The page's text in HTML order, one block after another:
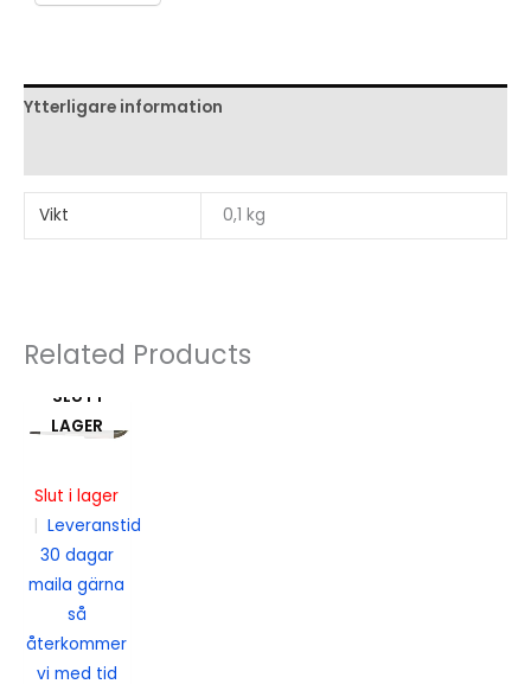
Ytterligare information
Vikt 0,1 kg
Related Products
SLUT I
LAGER
Slut i lager
| Leveranstid
30 dagar
maila gärna
så
återkommer
vi med tid